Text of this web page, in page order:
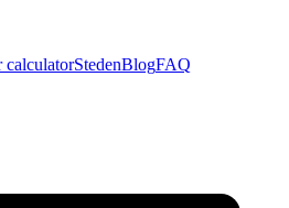
calculatorStedenBlogFAQ